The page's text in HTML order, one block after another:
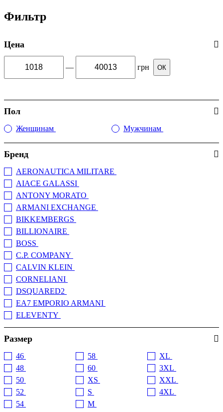
Фильтр
Цена
— грн ОК
Пол
Женщинам Мужчинам
Бренд
AERONAUTICA MILITARE
AIACE GALASSI
ANTONY MORATO
ARMANI EXCHANGE
BIKKEMBERGS
BILLIONAIRE
BOSS
C.P. COMPANY
CALVIN KLEIN
CORNELIANI
DSQUARED2
EA7 EMPORIO ARMANI
ELEVENTY
EMPORIO ARMANI(65)
ERMENEGILDO ZEGNA
(23)
HARMONT & BLAINE
Размер
46
48
50
52
54
58
60
XS
S
M
XL
3XL
XXL
4XL